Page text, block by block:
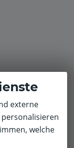
externe
welche